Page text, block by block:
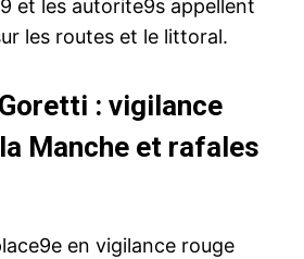
et les autorite9s appellent
les routes et le littoral.
: vigilance
Manche et rafales
en vigilance rouge